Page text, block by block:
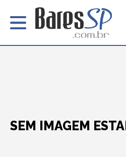
SEM IMAGEM